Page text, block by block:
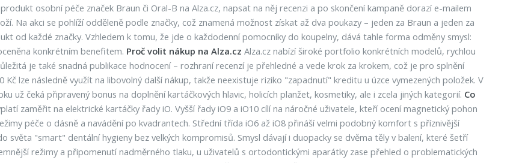
osobní péče značek Braun či Oral-B na Alza.cz, napsat na něj recenzi a po skončení kampaně dorazí e-mailem
Na akci se pohlíží odděleně podle značky, což znamená možnost získat až dva poukazy – jeden za Braun a jeden za
od každé značky. Vzhledem k tomu, že jde o každodenní pomocníky do koupelny, dává tahle forma odměny smysl:
konkrétním benefitem. Proč volit nákup na Alza.cz Alza.cz nabízí široké portfolio konkrétních modelů, rychlou
je také snadná publikace hodnocení – rozhraní recenzí je přehledné a vede krok za krokem, což je pro splnění
lze následně využít na libovolný další nákup, takže neexistuje riziko "zapadnutí" kreditu u úzce vymezených položek. V
už čeká připravený bonus na doplnění kartáčkových hlavic, holicích planžet, kosmetiky, ale i zcela jiných kategorií. Co
zaměřit na elektrické kartáčky řady iO. Vyšší řady iO9 a iO10 cílí na náročné uživatele, kteří ocení magnetický pohon
péče o dásně a navádění po kvadrantech. Střední třída iO6 až iO8 přináší velmi podobný komfort s příznivější
světa "smart" dentální hygieny bez velkých kompromisů. Smysl dávají i duopacky se dvěma těly v balení, které šetří
režimy a připomenutí nadměrného tlaku, u uživatelů s ortodontickými aparátky zase přehled o problematických